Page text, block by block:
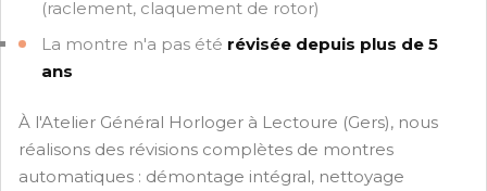
(raclement, claquement de rotor)
La montre n'a pas été révisée depuis plus de 5
ans
À l'Atelier Général Horloger à Lectoure (Gers), nous
réalisons des révisions complètes de montres
automatiques : démontage intégral, nettoyage